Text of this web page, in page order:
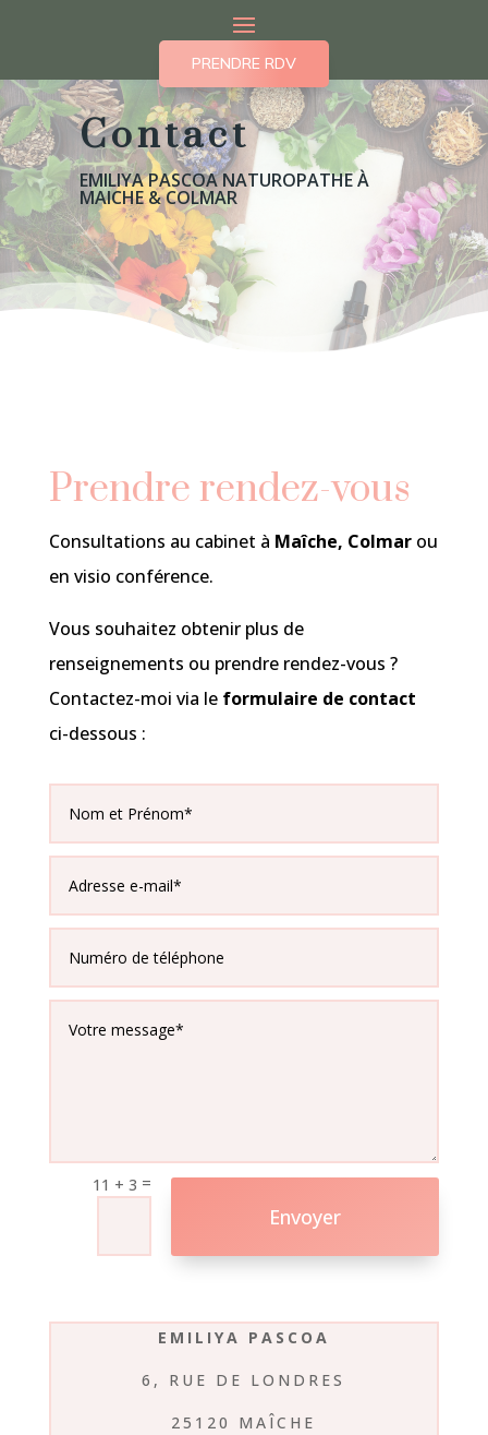
PRENDRE RDV
Contact
EMILIYA PASCOA NATUROPATHE À
MAICHE & COLMAR
Prendre rendez-vous
Consultations au cabinet à Maîche, Colmarou
en visio conférence.
Vous souhaitez obtenir plus de
renseignements ou prendre rendez-vous ?
Contactez-moi via le formulaire de contact
ci-dessous :
11 + 3 =
Envoyer
EMILIYA PASCOA
6, RUE DE LONDRES
25120 MAÎCHE